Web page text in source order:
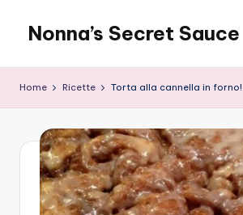
content
Nonna’s Secret Sauce
Home Ricette Torta alla cannella in forno!